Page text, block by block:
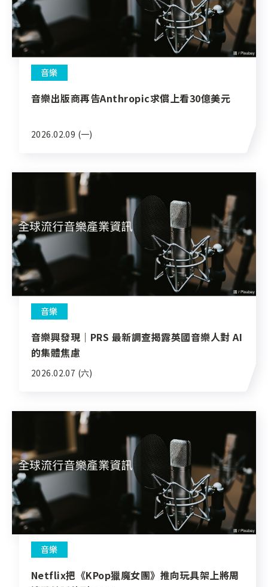
音樂
音樂出版商再告Anthropic求償上看30億美元
2026.02.09 (一)
音樂
音樂興發現｜PRS 最新調查揭露英國音樂人對 AI
的集體焦慮
2026.02.07 (六)
音樂
Netflix把《KPop獵魔女團》推向玩具架上將周